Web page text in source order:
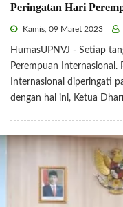
Peringatan Hari
Kamis, 09 Maret 2023
HumasUPNVJ - Setiap
Perempuan Internasional.
Internasional diperingati
dengan hal ini, Ketua